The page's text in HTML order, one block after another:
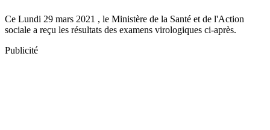
Ce Lundi 29 mars 2021 , le Ministère de la Santé et de l'Action
sociale a reçu les résultats des examens virologiques ci-après.
Publicité